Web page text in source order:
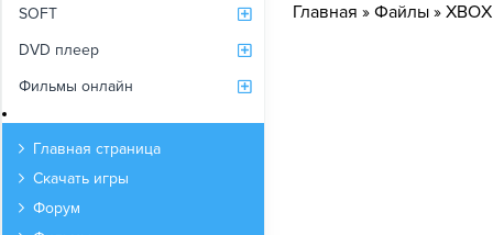
SOFT
DVD плеер
Фильмы онлайн
Главная страница
Скачать игры
Форум
Главная » Файлы » XBOX